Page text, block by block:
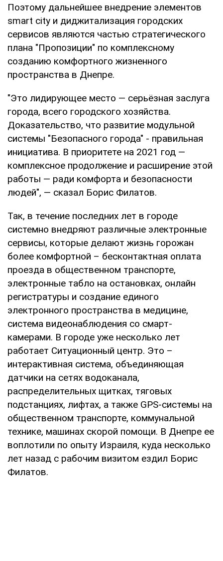
Поэтому дальнейшее внедрение элементов
smart city и диджитализация городских
сервисов являются частью стратегического
плана "Пропозиции" по комплексному
созданию комфортного жизненного
пространства в Днепре.
"Это лидирующее место — серьёзная заслуга
города, всего городского хозяйства.
Доказательство, что развитие модульной
системы "Безопасного города" - правильная
инициатива. В приоритете на 2021 год —
комплексное продолжение и расширение этой
работы — ради комфорта и безопасности
людей", — сказал Борис Филатов.
Так, в течение последних лет в городе
системно внедряют различные электронные
сервисы, которые делают жизнь горожан
более комфортной – бесконтактная оплата
проезда в общественном транспорте,
электронные табло на остановках, онлайн
регистратуры и создание единого
электронного пространства в медицине,
система видеонаблюдения со смарт-
камерами. В городе уже несколько лет
работает Ситуационный центр. Это –
интерактивная система, объединяющая
датчики на сетях водоканала,
распределительных щитках, тяговых
подстанциях, лифтах, а также GPS-системы на
общественном транспорте, коммунальной
технике, машинах скорой помощи. В Днепре ее
воплотили по опыту Израиля, куда несколько
лет назад с рабочим визитом ездил Борис
Филатов.